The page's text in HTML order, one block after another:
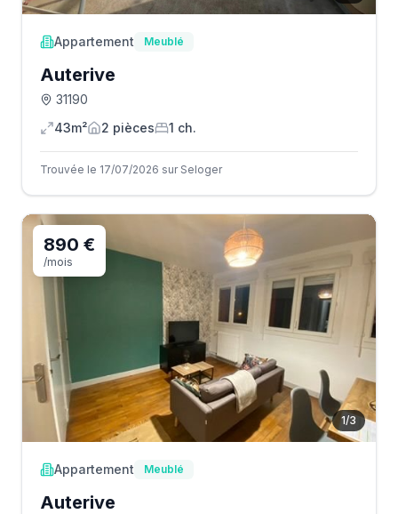
Appartement Meublé
Auterive
31190
43m²
2 pièces 1 ch.
Trouvée le 17/07/2026 sur Seloger
1/3
890 €
/mois
Appartement Meublé
Auterive